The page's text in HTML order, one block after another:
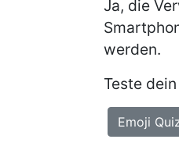
Ja, die
werden.
Teste
Emoji